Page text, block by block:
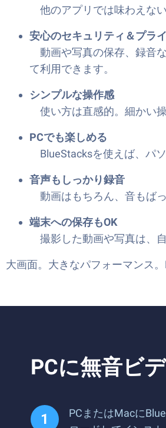
他のアプリでは味わえな
安心のセキュリティ＆プラ
動画や写真の保存、録音
て利用できます。
シンプルな操作感
使い方は直感的。細かい
PCでも楽しめる
BlueStacksを使えば、パ
音声もしっかり録音
動画はもちろん、音もば
端末への保存もOK
撮影した動画や写真は、
大画面。大きなパフォーマンス
PCに無音ビ
PCまたはMacに